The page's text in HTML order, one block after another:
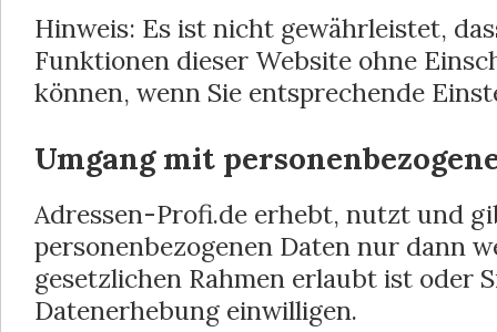
Hinweis: Es ist nicht gewährleistet,
Funktionen dieser Website ohne
können, wenn Sie entsprechende
Umgang mit
Adressen-Profi.de erhebt, nutzt und
personenbezogenen Daten nur dann
gesetzlichen Rahmen erlaubt ist oder
Datenerhebung einwilligen.